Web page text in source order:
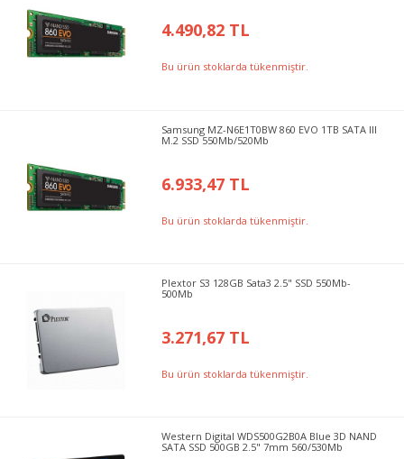
4.490,82 TL
Bu ürün stoklarda tükenmiştir.
Samsung MZ-N6E1T0BW 860 EVO 1TB SATA III
M.2 SSD 550Mb/520Mb
6.933,47 TL
Bu ürün stoklarda tükenmiştir.
Plextor S3 128GB Sata3 2.5" SSD 550Mb-
500Mb
3.271,67 TL
Bu ürün stoklarda tükenmiştir.
Western Digital WDS500G2B0A Blue 3D NAND
SATA SSD 500GB 2.5" 7mm 560/530Mb